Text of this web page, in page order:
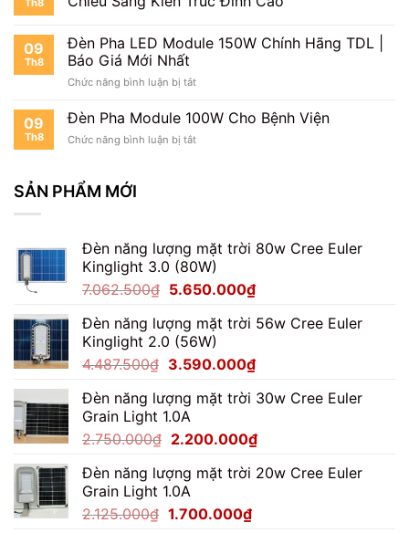
Tế
LED
150W
Từ
Đến
Th8
09
Th8
Đèn Pha LED Module 150W Chính Hãng TDL |
Báo Giá Mới Nhất
Chức năng bình luận bị tắtở
Pha
LED
Module
Giá
Mới
Nhất
09
Th8
Đèn Pha Module 100W Cho Bệnh Viện
Chức năng bình luận bị tắtở
Viện
SẢN PHẨM MỚI
Đèn năng lượng mặt trời 80w Cree Euler
Kinglight 3.0 (80W)
7.062.500₫ Giá
là:
7.062.500₫.
5.650.000₫Giá
tại
5.650.000₫.
Đèn năng lượng mặt trời 56w Cree Euler
Kinglight 2.0 (56W)
4.487.500₫ Giá
là:
4.487.500₫.
3.590.000₫Giá
tại
3.590.000₫.
Đèn năng lượng mặt trời 30w Cree Euler
Grain Light 1.0A
2.750.000₫ Giá
là:
2.750.000₫.
2.200.000₫Giá
tại
Đèn năng lượng mặt trời 20w Cree Euler
Grain Light 1.0A
2.125.000₫ Giá
1.700.000₫Giá